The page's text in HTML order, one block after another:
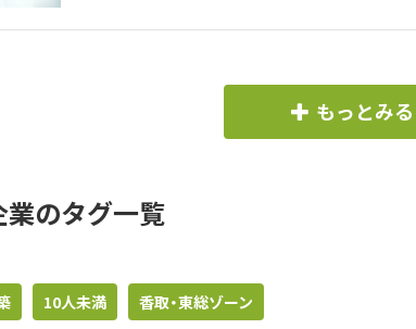
もっとみる
業のタグ一覧
10人未満 香取・東総ゾーン